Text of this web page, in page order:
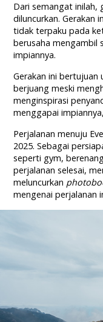
Dari semangat inilah,
diluncurkan. Gerakan
tidak terpaku pada
berusaha mengambil
impiannya.
Gerakan ini
berjuang meski
menginspirasi
menggapai
Perjalanan menuju
2025. Sebagai
seperti gym,
perjalanan selesai,
meluncurkan
mengenai perjalanan